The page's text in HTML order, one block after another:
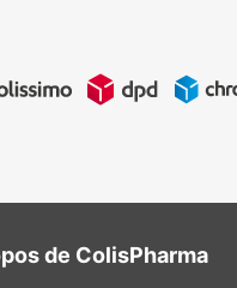
de ColisPharma